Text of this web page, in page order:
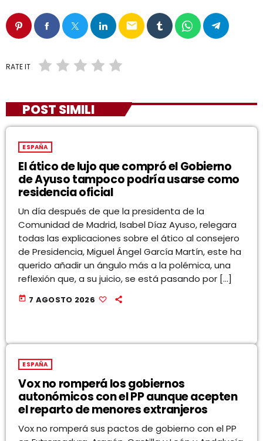
email
RATE IT
POST SIMILI
ESPAÑA
El ático de lujo que compró el Gobierno
de Ayuso tampoco podría usarse como
residencia oficial
Un día después de que la presidenta de la
Comunidad de Madrid, Isabel Díaz Ayuso, relegara
todas las explicaciones sobre el ático al consejero
de Presidencia, Miguel Ángel García Martín, este ha
querido añadir un ángulo más a la polémica, una
reflexión que, a su juicio, se está pasando por […]
today 7 AGOSTO 2026
ESPAÑA
Vox no romperá los gobiernos
autonómicos con el PP aunque acepten
el reparto de menores extranjeros
Vox no romperá sus pactos de gobierno con el PP